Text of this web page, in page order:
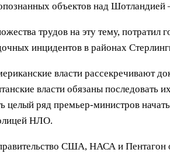
объектов над
трудов на эту тему,
инцидентов в районах
власти рассекречивают
власти обязаны
целый ряд премьер-министров
НЛО.
США, НАСА и